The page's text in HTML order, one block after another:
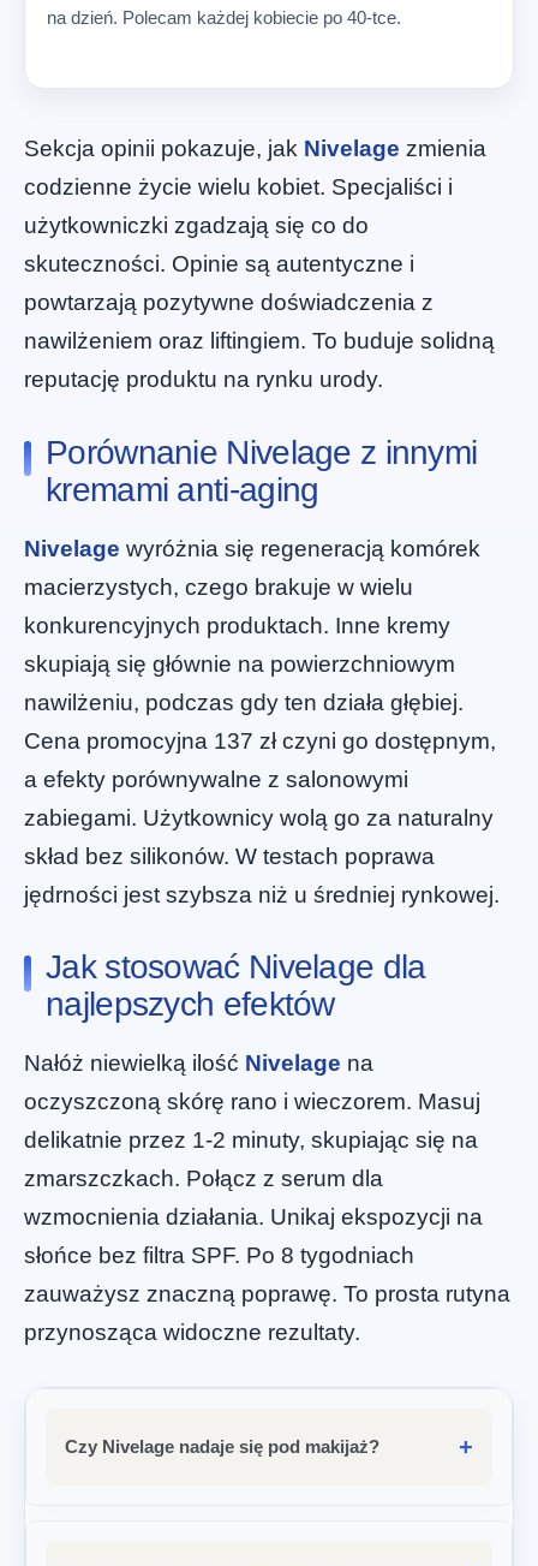
na dzień. Polecam każdej kobiecie po 40-tce.
Sekcja opinii pokazuje, jak Nivelage zmienia
codzienne życie wielu kobiet. Specjaliści i
użytkowniczki zgadzają się co do
skuteczności. Opinie są autentyczne i
powtarzają pozytywne doświadczenia z
nawilżeniem oraz liftingiem. To buduje solidną
reputację produktu na rynku urody.
Porównanie Nivelage z innymi
kremami anti-aging
Nivelage wyróżnia się regeneracją komórek
macierzystych, czego brakuje w wielu
konkurencyjnych produktach. Inne kremy
skupiają się głównie na powierzchniowym
nawilżeniu, podczas gdy ten działa głębiej.
Cena promocyjna 137 zł czyni go dostępnym,
a efekty porównywalne z salonowymi
zabiegami. Użytkownicy wolą go za naturalny
skład bez silikonów. W testach poprawa
jędrności jest szybsza niż u średniej rynkowej.
Jak stosować Nivelage dla
najlepszych efektów
Nałóż niewielką ilość Nivelage na
oczyszczoną skórę rano i wieczorem. Masuj
delikatnie przez 1-2 minuty, skupiając się na
zmarszczkach. Połącz z serum dla
wzmocnienia działania. Unikaj ekspozycji na
słońce bez filtra SPF. Po 8 tygodniach
zauważysz znaczną poprawę. To prosta rutyna
przynosząca widoczne rezultaty.
Czy Nivelage nadaje się pod makijaż?